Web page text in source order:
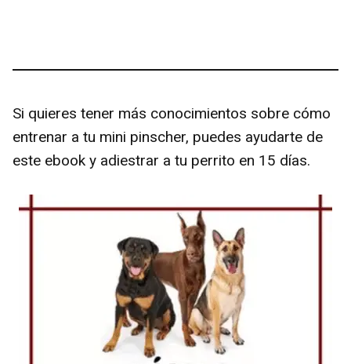
Si quieres tener más conocimientos sobre cómo
entrenar a tu mini pinscher, puedes ayudarte de
este ebook y adiestrar a tu perrito en 15 días.